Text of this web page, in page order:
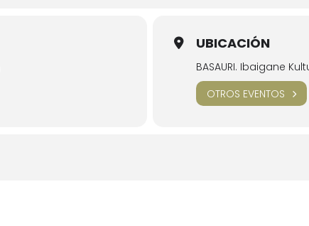
UBICACIÓN
BASAURI. Ibaigane
OTROS EVENTOS